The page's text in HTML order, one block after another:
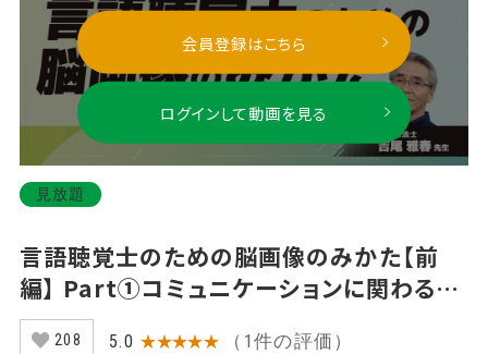
会員登録はこちら
ログインして動画を見る
見放題
言語聴覚士のための脳画像のみかた【前
編】 Part①コミュニケーションに関わる主
な領域
208 5.0 ★★★★★ （1件の評価）